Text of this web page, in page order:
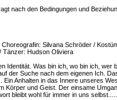
nach den Bedingungen und
Silvana Schröder /
Tänzer: Hudson Oliviera
Identität. Was bin ich, wo bin ich, wer
der Suche nach dem eigenen Ich.
Anhalten in das Innere unseres
Körper und Geist. Der einsame
bleibt wohl für immer in uns selbst.....